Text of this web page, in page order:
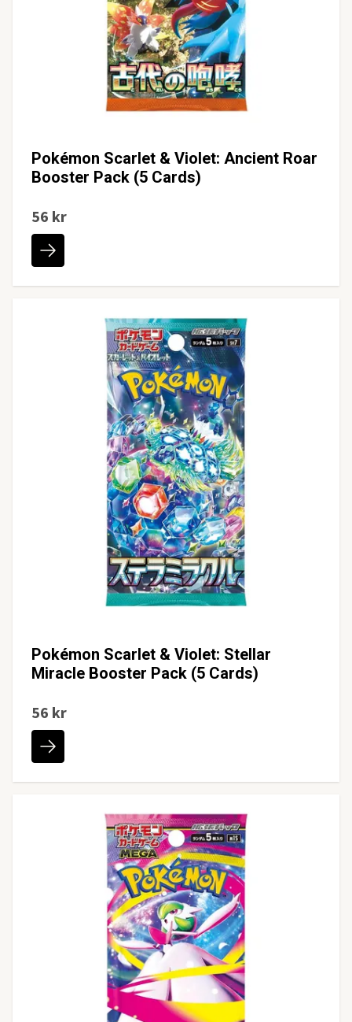
Pokémon Scarlet & Violet: Ancient Roar
Booster Pack (5 Cards)
56 kr
Pokémon Scarlet & Violet: Stellar
Miracle Booster Pack (5 Cards)
56 kr